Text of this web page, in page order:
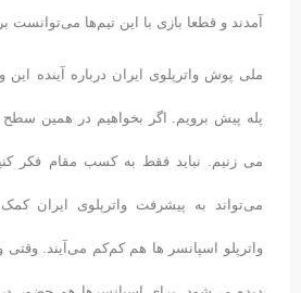
آمدند و قطعا بازی با این تیم‌ها می‌توانست
ملی پوش واترپلوی ایران درباره آینده این
پله پیش برویم. اگر بخواهیم در همین سطح
می زنیم. نباید فقط به کسب مقام فکر
می‌تواند به پیشرفت واترپلوی ایران
واترپلو اسپانسر ها هم کم‌کم می‌آیند. وقتی